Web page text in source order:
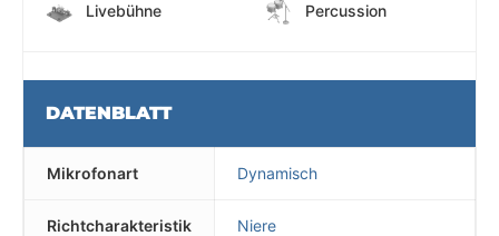
Livebühne Percussion
DATENBLATT
Mikrofonart Dynamisch
Richtcharakteristik Niere